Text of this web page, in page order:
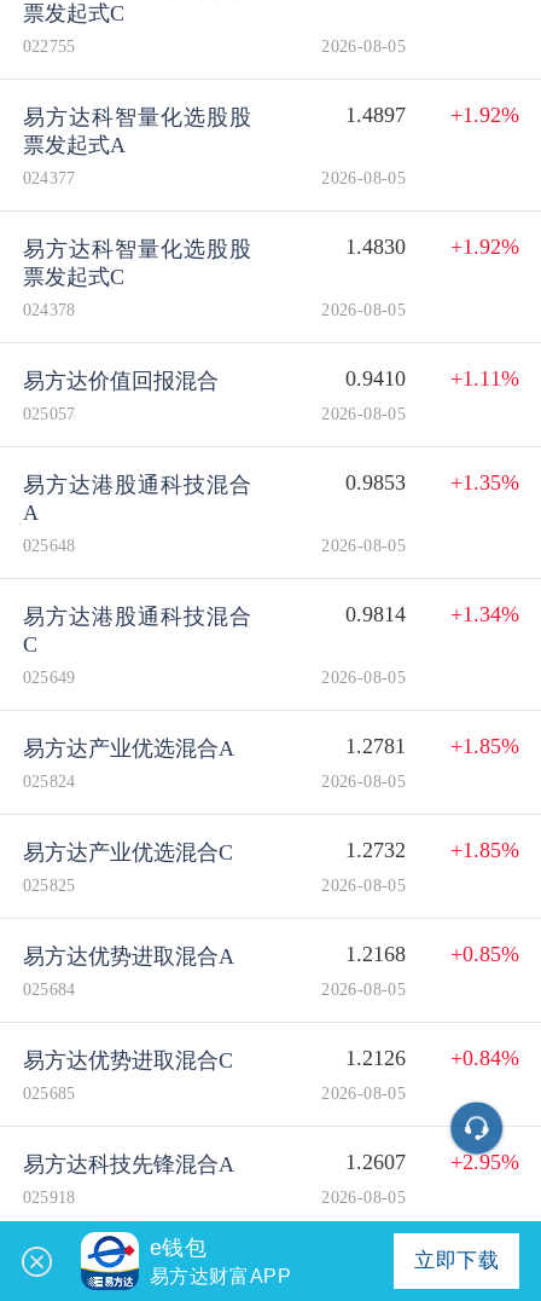
票发起式C
022755 2026-08-05
易方达科智量化选股股
票发起式A
1.4897 +1.92%
024377 2026-08-05
易方达科智量化选股股
票发起式C
1.4830 +1.92%
024378 2026-08-05
易方达价值回报混合 0.9410 +1.11%
025057 2026-08-05
易方达港股通科技混合
A
0.9853 +1.35%
025648 2026-08-05
易方达港股通科技混合
C
0.9814 +1.34%
025649 2026-08-05
易方达产业优选混合A 1.2781 +1.85%
025824 2026-08-05
易方达产业优选混合C 1.2732 +1.85%
025825 2026-08-05
易方达优势进取混合A 1.2168 +0.85%
025684 2026-08-05
易方达优势进取混合C 1.2126 +0.84%
025685 2026-08-05
易方达科技先锋混合A 1.2607 +2.95%
025918 2026-08-05
易方达科技先锋混合C +2.95%
e钱包
易方达财富APP
立即下载